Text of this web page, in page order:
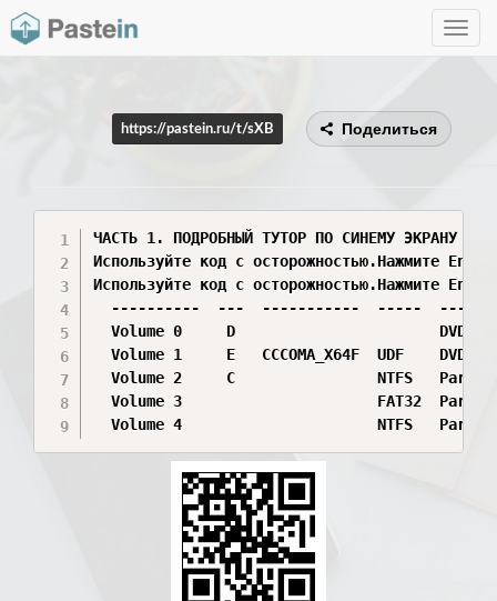
Toggle
https://pastein.ru/t/sXB Поделиться
ЧАСТЬ 1. ПОДРОБНЫЙ ТУТОР ПО СИНЕМУ ЭКРАНУ
Используйте код с осторожностью.Нажмите
Используйте код с осторожностью.Нажмите
----------  ---  -----------  -----
Volume 0     D                       DVD-
Volume 1     E   CCCOMA_X64F  UDF    DVD-
Volume 2     C                NTFS
Volume 3                      FAT32
Volume 4                      NTFS